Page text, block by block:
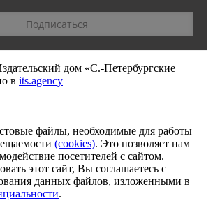
дом «С.-Петербургские
в its.agency
файлы, необходимые для работы
(сookies). Это позволяет нам
посетителей с сайтом.
этот сайт, Вы соглашаетесь с
данных файлов, изложенными в
.